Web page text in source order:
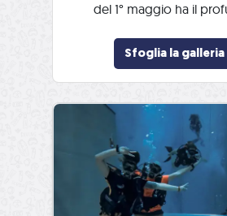
del 1° maggio ha il
Sfoglia la galleria